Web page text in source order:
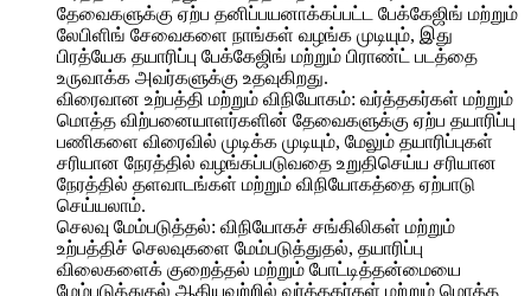
தேவைகளுக்கு ஏற்ப தனிப்பயனாக்கப்பட்ட பேக்கேஜிங் மற்றும்
லேபிளிங் சேவைகளை நாங்கள் வழங்க முடியும், இது
பிரத்யேக தயாரிப்பு பேக்கேஜிங் மற்றும் பிராண்ட் படத்தை
உருவாக்க அவர்களுக்கு உதவுகிறது.
விரைவான உற்பத்தி மற்றும் விநியோகம்: வர்த்தகர்கள் மற்றும்
மொத்த விற்பனையாளர்களின் தேவைகளுக்கு ஏற்ப தயாரிப்பு
பணிகளை விரைவில் முடிக்க முடியும், மேலும் தயாரிப்புகள்
சரியான நேரத்தில் வழங்கப்படுவதை உறுதிசெய்ய சரியான
நேரத்தில் தளவாடங்கள் மற்றும் விநியோகத்தை ஏற்பாடு
செய்யலாம்.
செலவு மேம்படுத்தல்: விநியோகச் சங்கிலிகள் மற்றும்
உற்பத்திச் செலவுகளை மேம்படுத்துதல், தயாரிப்பு
விலைகளைக் குறைத்தல் மற்றும் போட்டித்தன்மையை
மேம்படுத்துதல் ஆகியவற்றில் வர்த்தகர்கள் மற்றும் மொத்த